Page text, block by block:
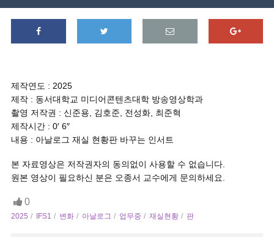
제작연도 : 2025
제작 : 동서대학교 미디어콘텐츠대학 방송영상학과
촬영 저작권 : 신준용, 김호준, 전성화, 최준혁
제작시간 : 0′ 6″
내용 : 아날로그 재실 현황판 바꾸는 인서트
본 자료영상은 저작권자의 동의없이 사용할 수 없습니다.
원본 영상이 필요하신 분은 오종서 교수에게 문의하세요.
0
2025 IFS1 변화 아날로그 업무중 재실현황 판